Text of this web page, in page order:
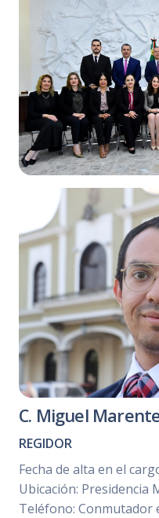
C. Miguel
REGIDOR
Fecha de alta en el
Ubicación: Presidencia
Teléfono: Conmutador